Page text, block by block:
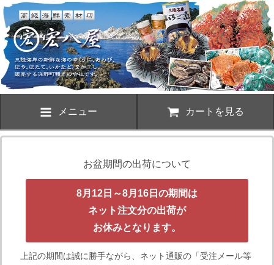
メニュー カートを見る
お盆期間の出荷について
8月12日～8月16日の期間は
ネット注文分の出荷が
お休みとなります。
上記の期間は誠に勝手ながら、ネット通販の「受注メール等